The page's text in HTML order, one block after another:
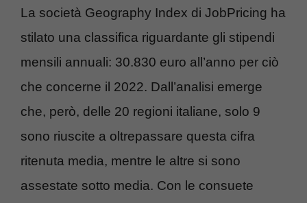
La società Geography Index di JobPricing ha
stilato una classifica riguardante gli stipendi
mensili annuali: 30.830 euro all’anno per ciò
che concerne il 2022. Dall’analisi emerge
che, però, delle 20 regioni italiane, solo 9
sono riuscite a oltrepassare questa cifra
ritenuta media, mentre le altre si sono
assestate sotto media. Con le consuete